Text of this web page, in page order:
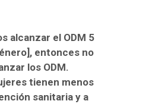
alcanzar el ODM 5
entonces no
los ODM.
tienen menos
sanitaria y a